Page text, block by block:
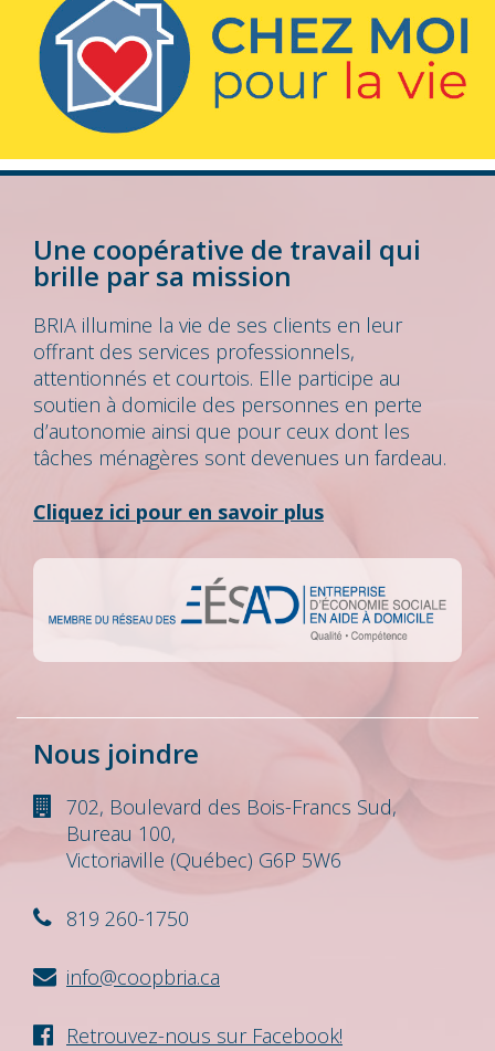
Une coopérative de travail qui
brille par sa mission
BRIA illumine la vie de ses clients en leur
offrant des services professionnels,
attentionnés et courtois. Elle participe au
soutien à domicile des personnes en perte
d’autonomie ainsi que pour ceux dont les
tâches ménagères sont devenues un fardeau.
Cliquez ici pour en savoir plus
Nous joindre
702, Boulevard des Bois-Francs Sud,
Bureau 100,
Victoriaville (Québec) G6P 5W6
819 260-1750
info@coopbria.ca
Retrouvez-nous sur Facebook!